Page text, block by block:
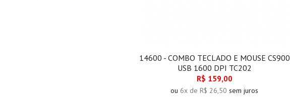
14600 - COMBO TECLADO E MOUSE CS900
USB 1600 DPI TC202
R$ 159,00
ou 6x de R$ 26,50 sem juros